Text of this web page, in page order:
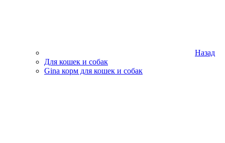
Назад
Для кошек и собак
Gina корм для кошек и собак